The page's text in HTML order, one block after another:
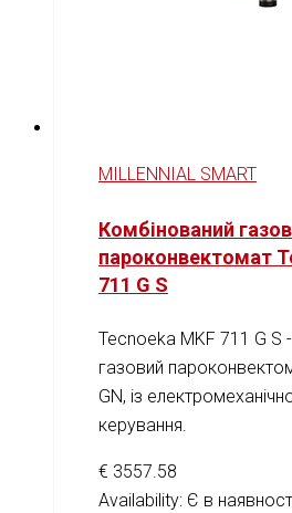
MILLENNIAL SMART
Комбінований
пароконвектомат
711 G S
Tecnoeka MKF 711 G S
газовий
GN, із
керування.
€ 3557.58
Availability: Є в